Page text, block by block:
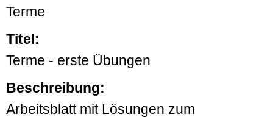
Terme
Titel:
Terme - erste Übungen
Beschreibung:
Arbeitsblatt mit Lösungen zum